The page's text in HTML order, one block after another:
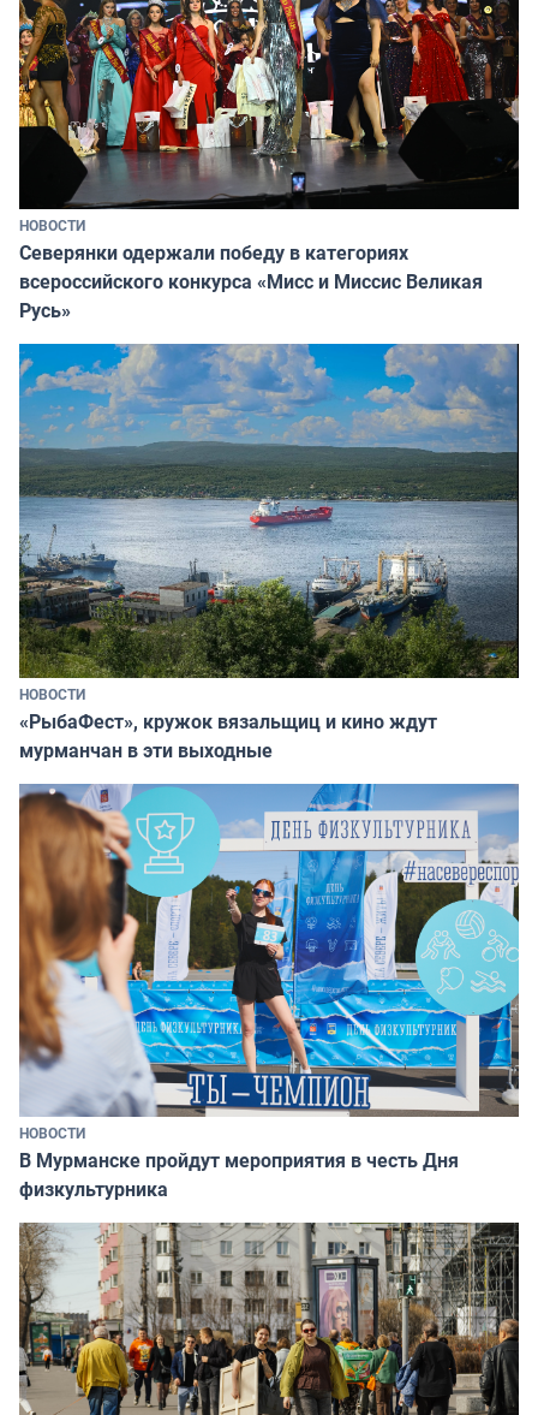
НОВОСТИ
Северянки одержали победу в категориях
всероссийского конкурса «Мисс и Миссис Великая
Русь»
НОВОСТИ
«РыбаФест», кружок вязальщиц и кино ждут
мурманчан в эти выходные
НОВОСТИ
В Мурманске пройдут мероприятия в честь Дня
физкультурника